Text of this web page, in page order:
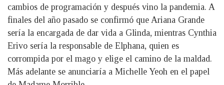
cambios de programación y después vino la pandemia. A
finales del año pasado se confirmó que Ariana Grande
sería la encargada de dar vida a Glinda, mientras Cynthia
Erivo sería la responsable de Elphana, quien es
corrompida por el mago y elige el camino de la maldad.
Más adelante se anunciaría a Michelle Yeoh en el papel